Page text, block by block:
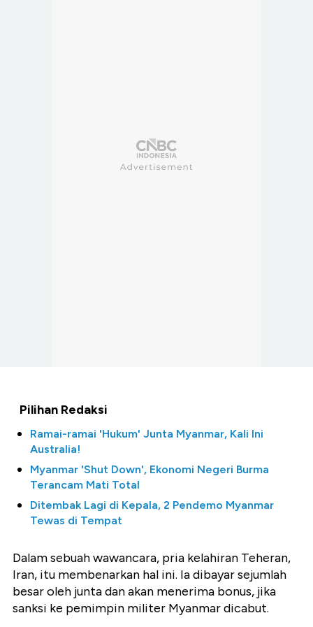
Pilihan Redaksi
Ramai-ramai 'Hukum' Junta Myanmar, Kali Ini
Australia!
Myanmar 'Shut Down', Ekonomi Negeri Burma
Terancam Mati Total
Ditembak Lagi di Kepala, 2 Pendemo Myanmar
Tewas di Tempat
Dalam sebuah wawancara, pria kelahiran Teheran,
Iran, itu membenarkan hal ini. Ia dibayar sejumlah
besar oleh junta dan akan menerima bonus, jika
sanksi ke pemimpin militer Myanmar dicabut.